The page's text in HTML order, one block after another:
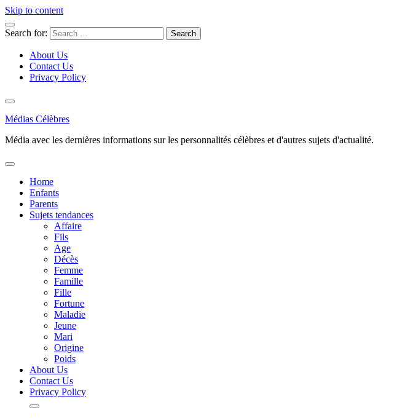
Skip to content
Search for:
About Us
Contact Us
Privacy Policy
Médias Célèbres
Média avec les dernières informations sur les personnalités célèbres et d'autres sujets d'actualité.
Home
Enfants
Parents
Sujets tendances
Affaire
Fils
Age
Décès
Femme
Famille
Fille
Fortune
Maladie
Jeune
Mari
Origine
Poids
About Us
Contact Us
Privacy Policy